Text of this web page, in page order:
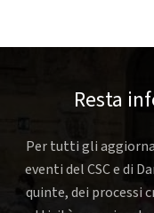
Resta
Per tutti gli
eventi del CSC e di
quinte, dei processi